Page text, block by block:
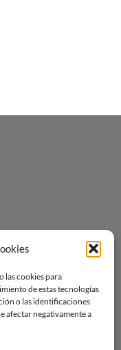
las cookies para
de estas tecnologías
o las identificaciones
afectar negativamente a